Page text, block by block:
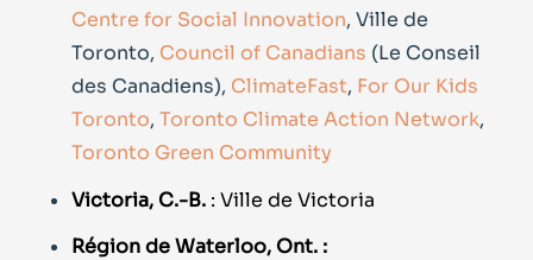
Centre for Social Innovation, Ville de
Toronto, Council of Canadians (Le Conseil
des Canadiens), ClimateFast, For Our Kids
Toronto, Toronto Climate Action Network,
Toronto Green Community
Victoria, C.-B. : Ville de Victoria
Région de Waterloo, Ont. :